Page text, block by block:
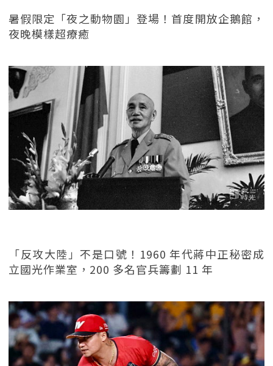
暑假限定「夜之動物園」登場！首度開放企鵝館，
夜晚模樣超療癒
「反攻大陸」不是口號！1960 年代蔣中正秘密成
立國光作業室，200 多名官兵籌劃 11 年